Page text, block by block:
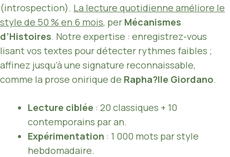
(introspection). La lecture quotidienne améliore le
style de 50 % en 6 mois, per Mécanismes
d’Histoires. Notre expertise : enregistrez-vous
lisant vos textes pour détecter rythmes faibles ;
affinez jusqu’à une signature reconnaissable,
comme la prose onirique de Rapha?lle Giordano.
Lecture ciblée : 20 classiques + 10
contemporains par an.
Expérimentation : 1 000 mots par style
hebdomadaire.